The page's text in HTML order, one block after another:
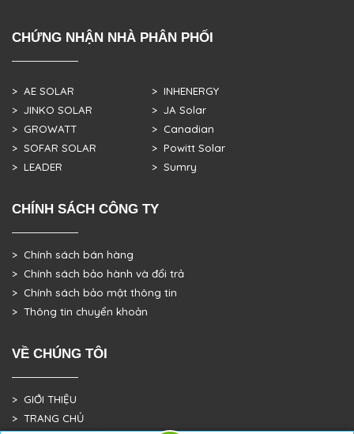
CHỨNG NHẬN NHÀ PHÂN PHỐI
> AE SOLAR
> JINKO SOLAR
> GROWATT
> SOFAR SOLAR
> LEADER
> INHENERGY
> JA Solar
> Canadian
> Powitt Solar
> Sumry
CHÍNH SÁCH CÔNG TY
> Chính sách bán hàng
> Chính sách bảo hành và đổi trả
> Chính sách bảo mật thông tin
> Thông tin chuyển khoản
VỀ CHÚNG TÔI
> GIỚI THIỆU
> TRANG CHỦ